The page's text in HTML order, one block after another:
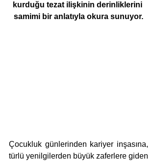
kurduğu tezat ilişkinin derinliklerini
samimi bir anlatıyla okura sunuyor.
Çocukluk günlerinden kariyer inşasına,
türlü yenilgilerden büyük zaferlere giden